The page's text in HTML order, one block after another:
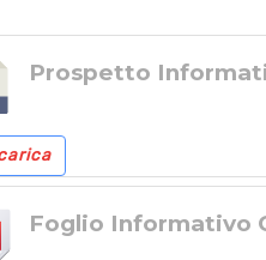
Prospetto
Foglio Informativo